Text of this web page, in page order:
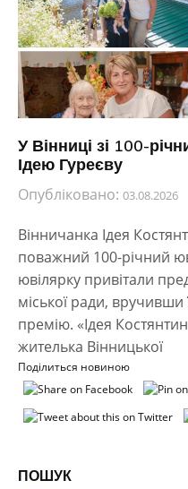
У Вінниці зі 100-
Ідею Гуреєву
Опубліковано: 03.08.2026
Вінничанка Ідея
поважний 100-річний
ювілярку привітали
міської ради,
премію. «Ідея
жителька Вінницької
Поділиться новиною
ПОШУК